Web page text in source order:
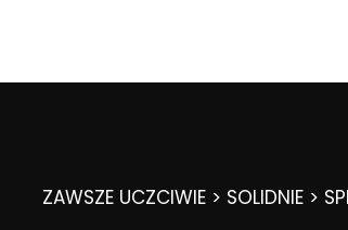
ZAWSZE UCZCIWIE > SOLIDNIE >